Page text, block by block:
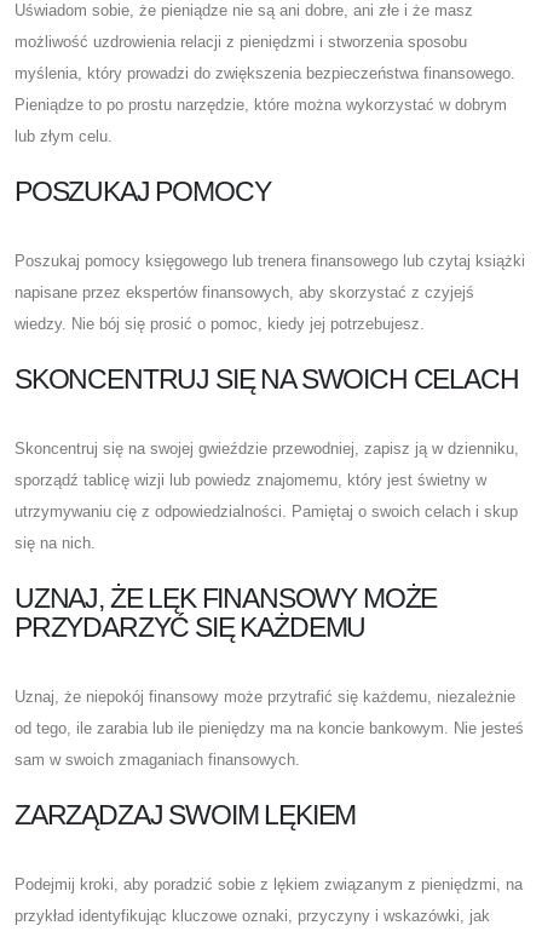
Uświadom sobie, że pieniądze nie są ani dobre, ani złe i że masz
możliwość uzdrowienia relacji z pieniędzmi i stworzenia sposobu
myślenia, który prowadzi do zwiększenia bezpieczeństwa finansowego.
Pieniądze to po prostu narzędzie, które można wykorzystać w dobrym
lub złym celu.
POSZUKAJ POMOCY
Poszukaj pomocy księgowego lub trenera finansowego lub czytaj książki
napisane przez ekspertów finansowych, aby skorzystać z czyjejś
wiedzy. Nie bój się prosić o pomoc, kiedy jej potrzebujesz.
SKONCENTRUJ SIĘ NA SWOICH CELACH
Skoncentruj się na swojej gwieździe przewodniej, zapisz ją w dzienniku,
sporządź tablicę wizji lub powiedz znajomemu, który jest świetny w
utrzymywaniu cię z odpowiedzialności. Pamiętaj o swoich celach i skup
się na nich.
UZNAJ, ŻE LĘK FINANSOWY MOŻE
PRZYDARZYĆ SIĘ KAŻDEMU
Uznaj, że niepokój finansowy może przytrafić się każdemu, niezależnie
od tego, ile zarabia lub ile pieniędzy ma na koncie bankowym. Nie jesteś
sam w swoich zmaganiach finansowych.
ZARZĄDZAJ SWOIM LĘKIEM
Podejmij kroki, aby poradzić sobie z lękiem związanym z pieniędzmi, na
przykład identyfikując kluczowe oznaki, przyczyny i wskazówki, jak